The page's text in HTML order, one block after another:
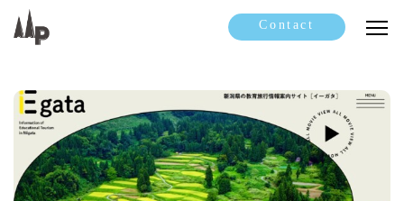
Contact